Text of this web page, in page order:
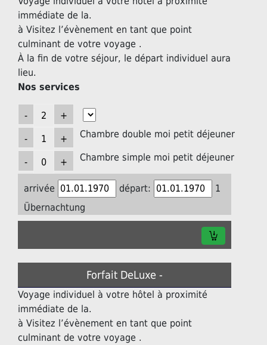
immédiate de la.
à Visitez l’évènement en tant que point
culminant de votre voyage .
À la fin de votre séjour, le départ individuel aura
lieu.
Nos services
Chambre double moi petit déjeuner
Chambre simple moi petit déjeuner
arrivée départ:
1
Übernachtung
Forfait DeLuxe -
Voyage individuel à votre hôtel à proximité
immédiate de la.
à Visitez l’évènement en tant que point
culminant de votre voyage .